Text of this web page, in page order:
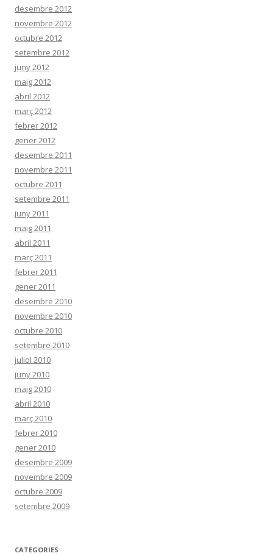
desembre 2012
novembre 2012
octubre 2012
setembre 2012
juny 2012
maig 2012
abril 2012
març 2012
febrer 2012
gener 2012
desembre 2011
novembre 2011
octubre 2011
setembre 2011
juny 2011
maig 2011
abril 2011
març 2011
febrer 2011
gener 2011
desembre 2010
novembre 2010
octubre 2010
setembre 2010
juliol 2010
juny 2010
maig 2010
abril 2010
març 2010
febrer 2010
gener 2010
desembre 2009
novembre 2009
octubre 2009
setembre 2009
CATEGORIES